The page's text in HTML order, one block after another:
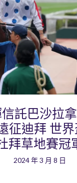
託巴沙拉
征迪拜 世
拜草地賽冠
2024 年 3 月 8 日